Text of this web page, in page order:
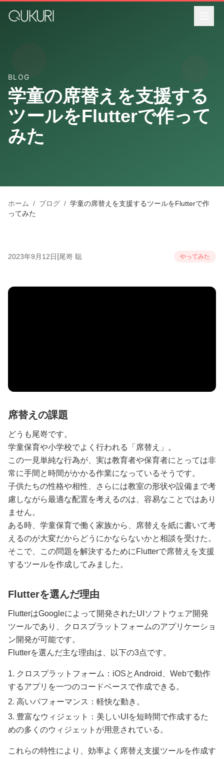
BLOG
学童の席替えを支援する
ツールをFlutterで作って
みた
ホーム / ブログ / 学童の席替えを支援するツールをFlutterで作
ってみた
2023年9月12日 尾嵜 聡 やってみた
席替えの課題
どうも尾嵜です。
学童保育や小学校でよく行われる「席替え」。
この一見単純な行為が、実は教育者や保育者にとっては非
常に手間と時間がかかる作業になっているそうです。
子供たちの性格や相性、さらには教室の形状や設備まで考
慮しながら最適な配置を考えるのは、容易なことではあり
ません。
ある時、学童保育で働く家族から、席替えを紙に書いて考
えるのが大変だからどうにかならないかと相談を受けた。
そこで、この問題を解決するためにFlutterで席替えを支援
するツールを作成してみました。
Flutterを選んだ理由
FlutterはGoogleによって開発されたUIソフトウェア開発
ツールであり、クロスプラットフォームのアプリケーショ
ン開発が可能です。
Flutterを選んだ主な理由は、以下の3点です。
クロスプラットフォーム：iOSとAndroid、Webで動作
するアプリを一つのコードベースで作成できる。
高いパフォーマンス：軽快な動き。
豊富なウィジェット：美しいUIを短時間で作成するた
めの多くのウィジェットが用意されている。
これらの特性により、効率よく席替え支援ツールを作成す